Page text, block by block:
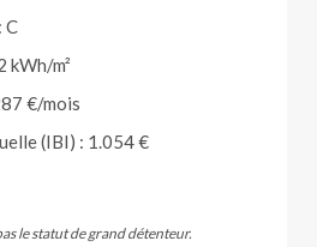
C
kWh/m²
€/mois
(IBI) : 1.054 €
le statut de grand détenteur.